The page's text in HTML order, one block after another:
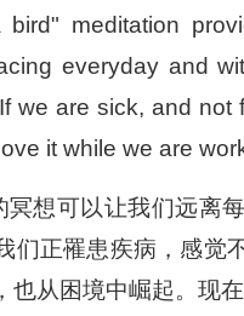
meditation
everyday and
we are sick, and
it while we are
冥想可以让我们远离
们正罹患疾病，感觉
从困境中崛起。现在